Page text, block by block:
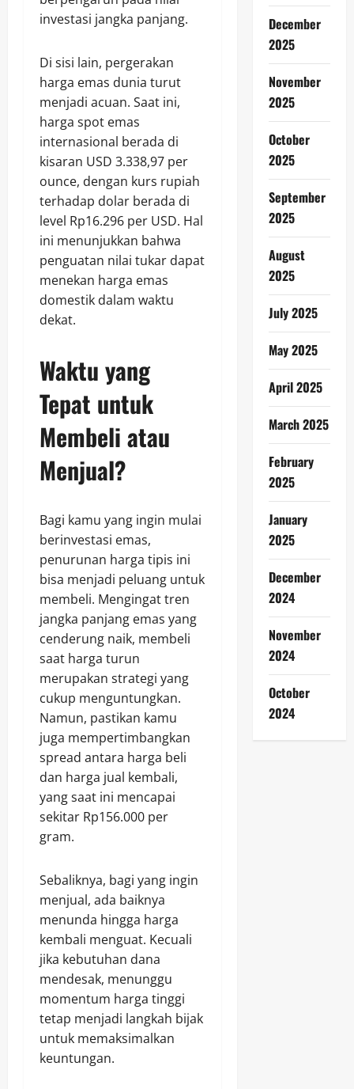
investasi jangka panjang.
Di sisi lain, pergerakan
harga emas dunia turut
menjadi acuan. Saat ini,
harga spot emas
internasional berada di
kisaran USD 3.338,97 per
ounce, dengan kurs rupiah
terhadap dolar berada di
level Rp16.296 per USD. Hal
ini menunjukkan bahwa
penguatan nilai tukar dapat
menekan harga emas
domestik dalam waktu
dekat.
Waktu yang
Tepat untuk
Membeli atau
Menjual?
Bagi kamu yang ingin mulai
berinvestasi emas,
penurunan harga tipis ini
bisa menjadi peluang untuk
membeli. Mengingat tren
jangka panjang emas yang
cenderung naik, membeli
saat harga turun
merupakan strategi yang
cukup menguntungkan.
Namun, pastikan kamu
juga mempertimbangkan
spread antara harga beli
dan harga jual kembali,
yang saat ini mencapai
sekitar Rp156.000 per
gram.
Sebaliknya, bagi yang ingin
menjual, ada baiknya
menunda hingga harga
kembali menguat. Kecuali
jika kebutuhan dana
mendesak, menunggu
momentum harga tinggi
tetap menjadi langkah bijak
untuk memaksimalkan
keuntungan.
December
2025
November
2025
October
2025
September
2025
August
2025
July 2025
May 2025
April 2025
March 2025
February
2025
January
2025
December
2024
November
2024
October
2024